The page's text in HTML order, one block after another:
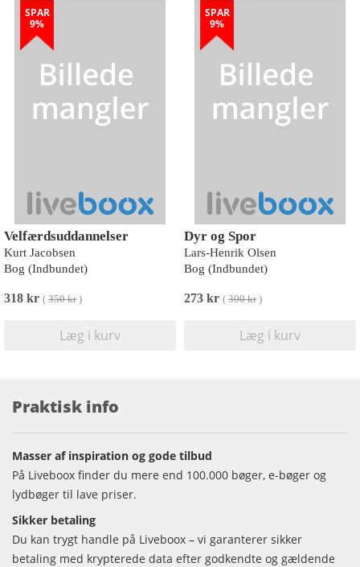
SPAR
9%
Velfærdsuddannelser
Kurt Jacobsen
Bog (Indbundet)
318 kr ( 350 kr)
Læg i kurv
SPAR
9%
Dyr og Spor
Lars-Henrik Olsen
Bog (Indbundet)
273 kr ( 300 kr)
Læg i kurv
Praktisk info
Masser af inspiration og gode tilbud
På Liveboox finder du mere end 100.000 bøger, e-bøger og
lydbøger til lave priser.
Sikker betaling
Du kan trygt handle på Liveboox – vi garanterer sikker
betaling med krypterede data efter godkendte og gældende